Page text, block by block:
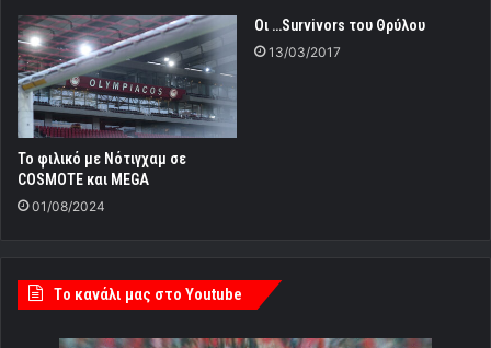
Το φιλικό με Νότιγχαμ σε
COSMOTE και MEGA
01/08/2024
Οι …Survivors του Θρύλου
13/03/2017
Tο κανάλι μας στο Youtube